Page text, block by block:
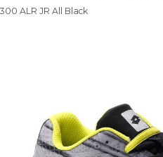
300 ALR JR All Black